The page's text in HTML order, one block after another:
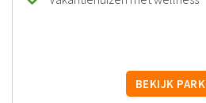
BEKIJK PARK